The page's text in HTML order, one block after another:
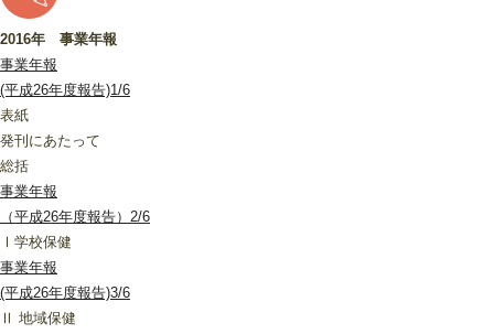
2016年 事業年報
事業年報
(平成26年度報告)1/6
表紙
発刊にあたって
総括
事業年報
（平成26年度報告）2/6
Ⅰ学校保健
事業年報
(平成26年度報告)3/6
Ⅱ 地域保健